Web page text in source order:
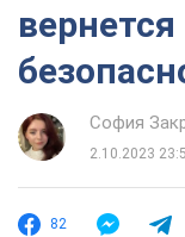
София
2.10.2023
82